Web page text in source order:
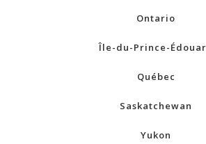
Ontario
Île-du-Prince-
Québec
Saskatchewan
Yukon